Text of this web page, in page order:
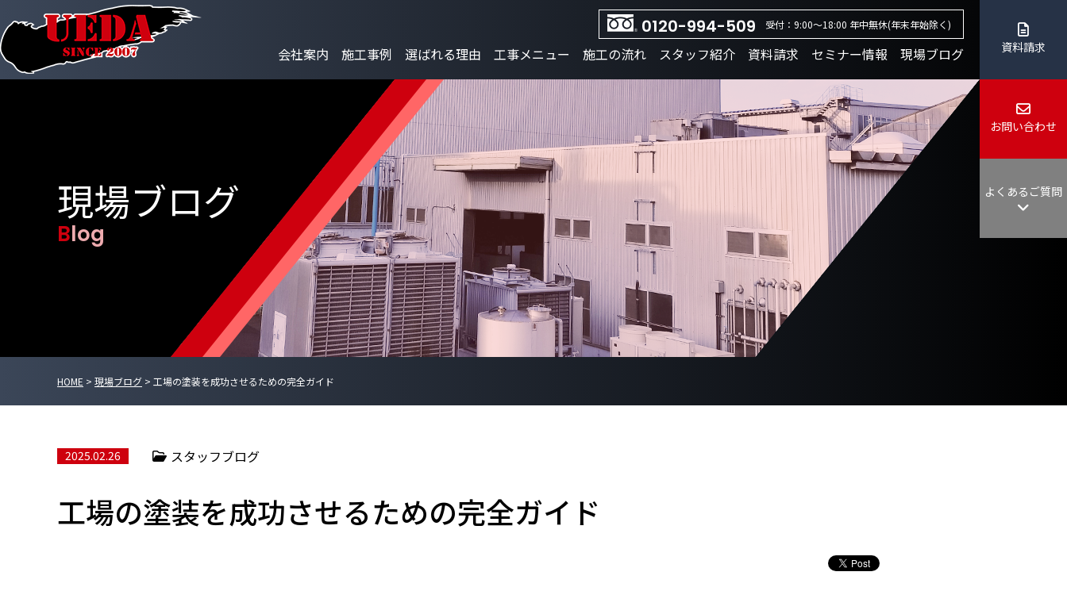
0120-994-509 受付：9:00～18:00 年中無休(年末年始除く)
会社案内 施工事例 選ばれる理由 工事メニュー 施工の流れ スタッフ紹介 資料請求 セミナー情報 現場ブログ 資料請求
お問い合わせ
よくあるご質問
現場ブログ
Blog
HOME > 現場ブログ > 工場の塗装を成功させるための完全ガイド
2025.02.26 スタッフブログ
工場の塗装を成功させるための完全ガイド